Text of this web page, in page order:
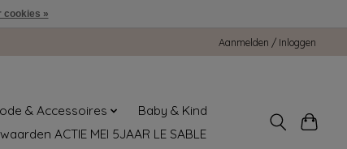
Aanmelden / Inloggen
& Accessoires
Baby & Kind
ACTIE MEI 5JAAR LE SABLE
cookies »